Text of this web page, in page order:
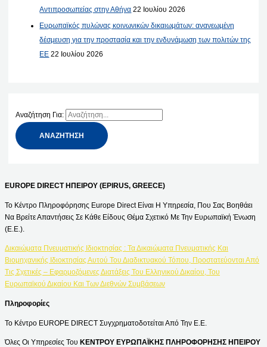
Αντιπροσωπείας στην Αθήνα 22 Ιουλίου 2026
Ευρωπαϊκός πυλώνας κοινωνικών δικαιωμάτων: ανανεωμένη
δέσμευση για την προστασία και την ενδυνάμωση των πολιτών της
ΕΕ 22 Ιουλίου 2026
Αναζήτηση Για:
EUROPE DIRECT ΗΠΕΙΡΟΥ (EPIRUS, GREECE)
Το Κέντρο Πληροφόρησης Europe Direct Είναι Η Υπηρεσία, Που Σας Βοηθάει
Να Βρείτε Απαντήσεις Σε Κάθε Είδους Θέμα Σχετικό Με Την Ευρωπαϊκή Ένωση
(Ε.Ε.).
Δικαιώματα Πνευματικής Ιδιοκτησίας : Τα Δικαιώματα Πνευματικής Και
Βιομηχανικής Ιδιοκτησίας Αυτού Του Διαδικτυακού Τόπου, Προστατεύονται Από
Τις Σχετικές – Εφαρμοζόμενες Διατάξεις Του Ελληνικού Δικαίου, Του
Ευρωπαϊκού Δικαίου Και Των Διεθνών Συμβάσεων
Πληροφορίες
Το Κέντρο EUROPE DIRECT Συγχρηματοδοτείται Από Την Ε.Ε.
Όλες Οι Υπηρεσίες Του ΚΕΝΤΡΟΥ ΕΥΡΩΠΑΪΚΗΣ ΠΛΗΡΟΦΟΡΗΣΗΣ ΗΠΕΙΡΟΥ